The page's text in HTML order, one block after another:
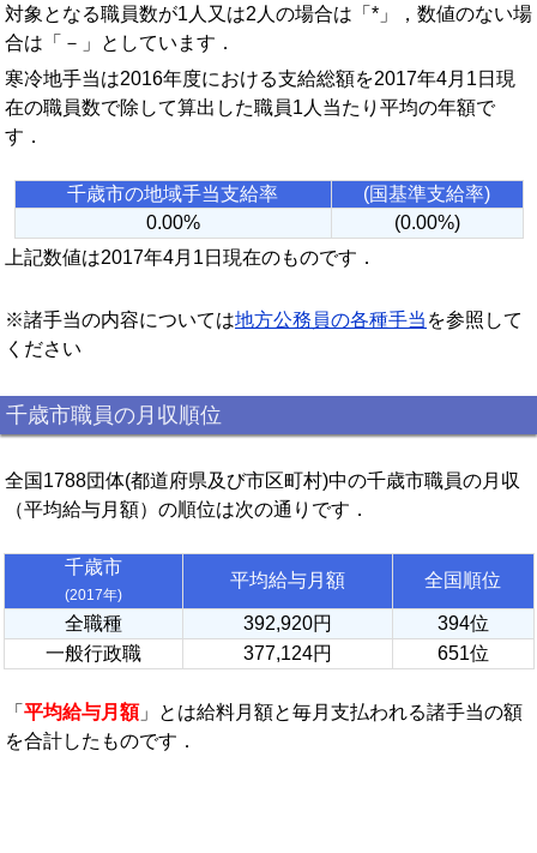
対象となる職員数が1人又は2人の場合は「*」，数値のない場
合は「－」としています．
寒冷地手当は2016年度における支給総額を2017年4月1日現
在の職員数で除して算出した職員1人当たり平均の年額で
す．
千歳市の地域手当支給率
(国基準支給率)
0.00%
(0.00%)
上記数値は2017年4月1日現在のものです．
※諸手当の内容については地方公務員の各種手当 を参照して
ください
千歳市職員の月収順位
全国1788団体(都道府県及び市区町村)中の千歳市職員の月収
（平均給与月額）の順位は次の通りです．
千歳市
(2017年)
平均給与月額 全国順位
全職種 392,920円
394位
一般行政職
377,124円 651位
「 平均給与月額」とは給料月額と毎月支払われる諸手当の額
を合計したものです．